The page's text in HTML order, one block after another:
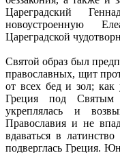
Цареградский
новоустроенную
Цареградской
Святой образ был
православных, щит
от всех бед и зол; как
Греция под Святым
укреплялась и
Православия и не
вдаваться в
подверглась Греция.